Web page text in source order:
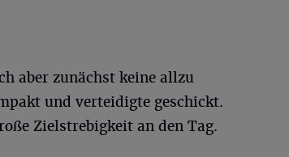
aber zunächst keine allzu
und verteidigte geschickt.
Zielstrebigkeit an den Tag.